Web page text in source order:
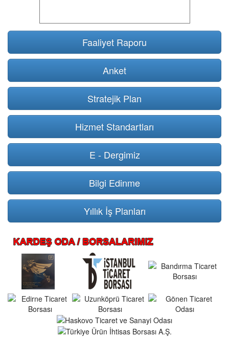
Faaliyet Raporu
Anket
Stratejik Plan
Hizmet Standartları
E - Dergimiz
Bilgi Edinme
Yıllık İş Planları